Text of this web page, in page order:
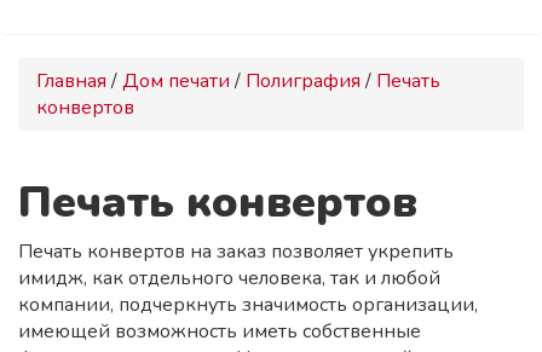
Главная /Дом печати / Полиграфия / Печать
конвертов
Печать конвертов
Печать конвертов на заказ позволяет укрепить
имидж, как отдельного человека, так и любой
компании, подчеркнуть значимость организации,
имеющей возможность иметь собственные